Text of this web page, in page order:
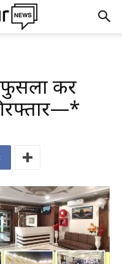
फुसला कर